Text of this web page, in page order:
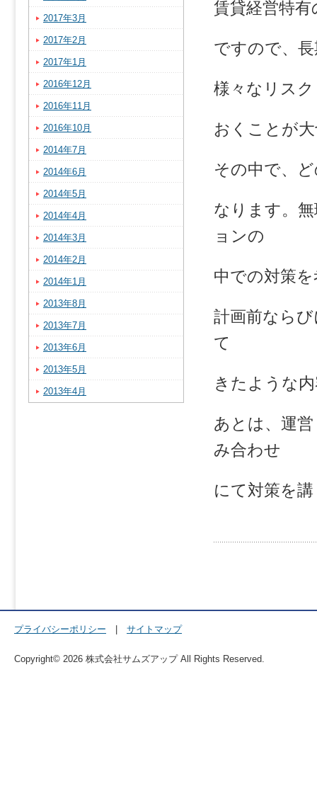
賃貸経営特
ですので、
様々なリス
おくことが
その中で、
なります。
ョンの
中での対策
計画前なら
て
きたような
あとは、運
み合わせ
にて対策を
2017年3月
2017年2月
2017年1月
2016年12月
2016年11月
2016年10月
2014年7月
2014年6月
2014年5月
2014年4月
2014年3月
2014年2月
2014年1月
2013年8月
2013年7月
2013年6月
2013年5月
2013年4月
プライバシーポリシー サイトマップ
Copyright© 2026 株式会社サムズアップ All Rights Reserved.